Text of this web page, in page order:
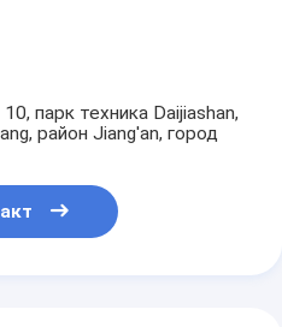
парк техника Daijiashan,
район Jiang'an, город